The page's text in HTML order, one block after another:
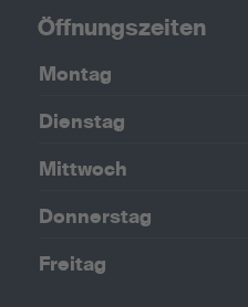
Öffnungszeiten
Montag
Dienstag
Mittwoch
Donnerstag
Freitag